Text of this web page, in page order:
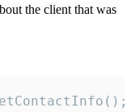
the client that was